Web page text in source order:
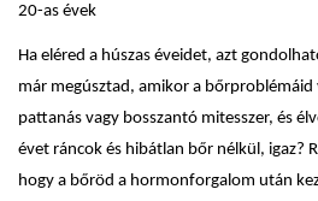
20-as évek
Ha eléred a húszas éveidet, azt
már megúsztad, amikor a
pattanás vagy bosszantó mitesszer, és
évet ráncok és hibátlan bőr nélkül, igaz?
hogy a bőröd a hormonforgalom után